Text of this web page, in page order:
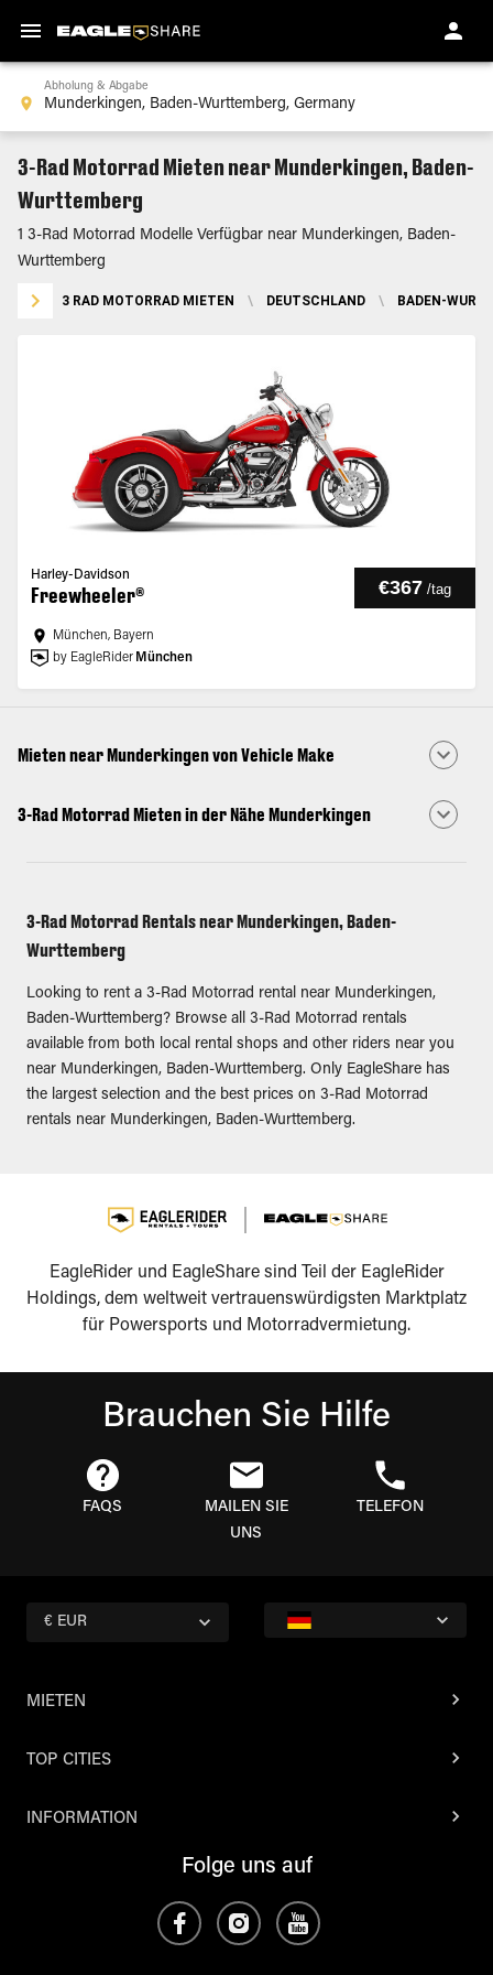
Abholung & Abgabe
3-Rad Motorrad Mieten near Munderkingen, Baden-
Wurttemberg
1 3-Rad Motorrad Modelle Verfügbar near Munderkingen, Baden-
Wurttemberg
3 RAD MOTORRAD MIETEN \ DEUTSCHLAND \ BADEN-
Harley-Davidson
Freewheeler® €367 /tag
München, Bayern
by EagleRider München
Mieten near Munderkingen von Vehicle Make
3-Rad Motorrad Mieten in der Nähe Munderkingen
3-Rad Motorrad Rentals near Munderkingen, Baden-
Wurttemberg
Looking to rent a 3-Rad Motorrad rental near Munderkingen,
Baden-Wurttemberg? Browse all 3-Rad Motorrad rentals
available from both local rental shops and other riders near you
near Munderkingen, Baden-Wurttemberg. Only EagleShare has
the largest selection and the best prices on 3-Rad Motorrad
rentals near Munderkingen, Baden-Wurttemberg.
EagleRider und EagleShare sind Teil der EagleRider
Holdings, dem weltweit vertrauenswürdigsten Marktplatz
für Powersports und Motorradvermietung.
Brauchen Sie Hilfe
FAQS
MAILEN SIE
UNS
TELEFON
€ EUR
MIETEN
TOP CITIES
INFORMATION
Folge uns auf